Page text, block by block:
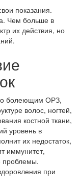
показания.
Чем больше в
их действия, но
болеющим ОРЗ,
волос, ногтей,
костной ткани,
уровень в
их недостаток,
иммунитет,
проблемы.
при